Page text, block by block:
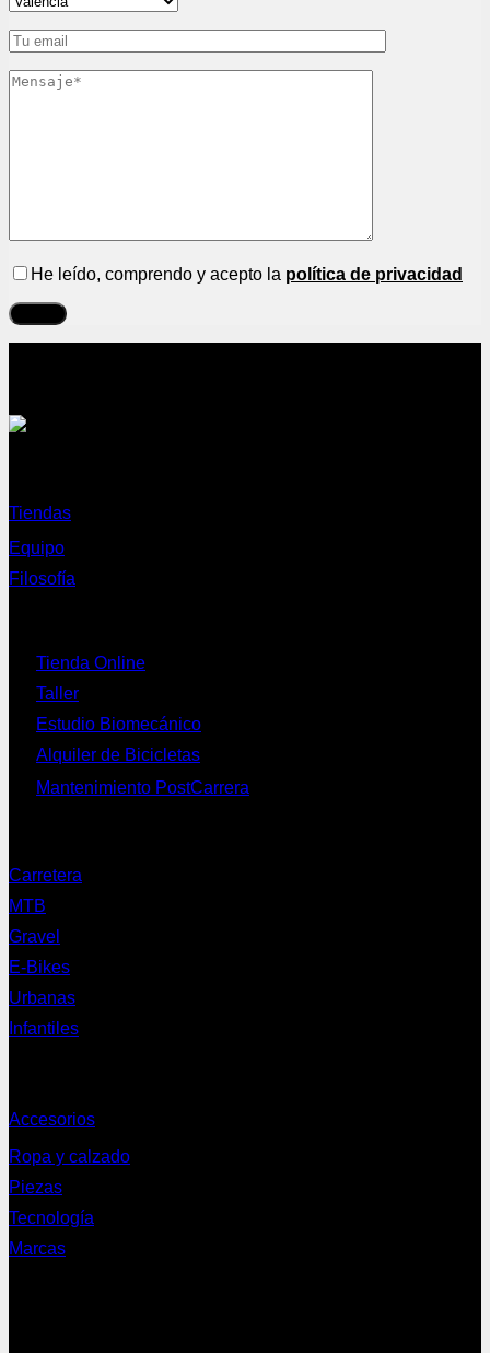
He leído, comprendo y acepto la política de privacidad
Tiendas
Equipo
Filosofía
Tienda Online
Taller
Estudio Biomecánico
Alquiler de Bicicletas
Mantenimiento PostCarrera
Carretera
MTB
Gravel
E-Bikes
Urbanas
Infantiles
Accesorios
Ropa y calzado
Piezas
Tecnología
Marcas